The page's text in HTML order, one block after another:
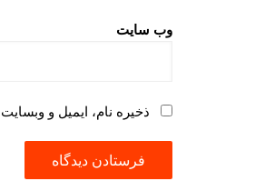
وب‌ سایت
ذخیره نام، ایمیل و